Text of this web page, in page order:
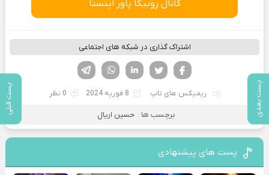
پست بعدی پست قبلی
کانال روبیکا پاور اینستا
اشتراک گذاری در شبکه های اجتماعی
لینکدین تویتر
فیسوک
ریمیکس های تاپ 8 فوریه 2024 0 نظر
برچسب ها : حسین اریال
پست های پیشنهادی